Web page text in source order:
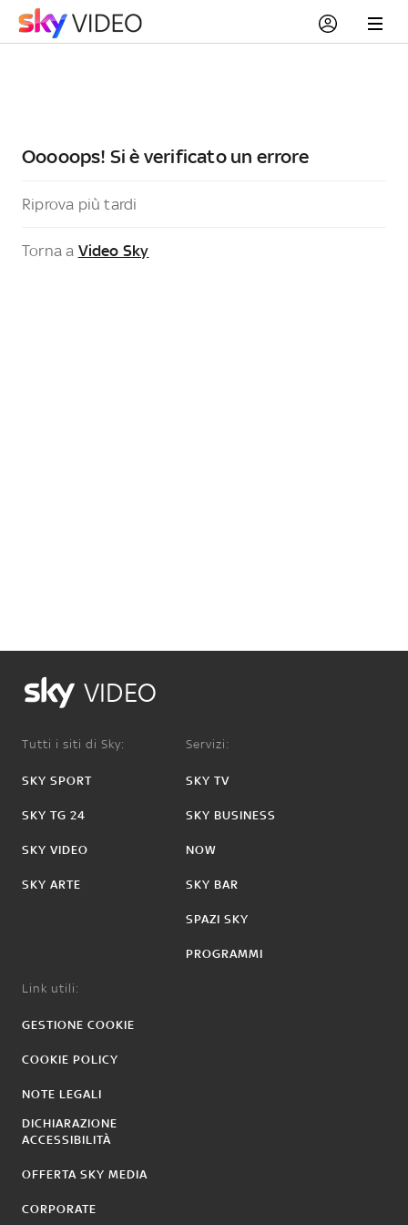
Ooooops! Si è verificato un errore
Riprova più tardi
Torna a Video Sky
VIDEO
Tutti i siti di Sky:
SKY SPORT
SKY TG 24
SKY VIDEO
SKY ARTE
Servizi:
SKY TV
SKY BUSINESS
NOW
SKY BAR
SPAZI SKY
PROGRAMMI
Link utili:
GESTIONE COOKIE
COOKIE POLICY
NOTE LEGALI
DICHIARAZIONE
ACCESSIBILITÀ
OFFERTA SKY MEDIA
CORPORATE